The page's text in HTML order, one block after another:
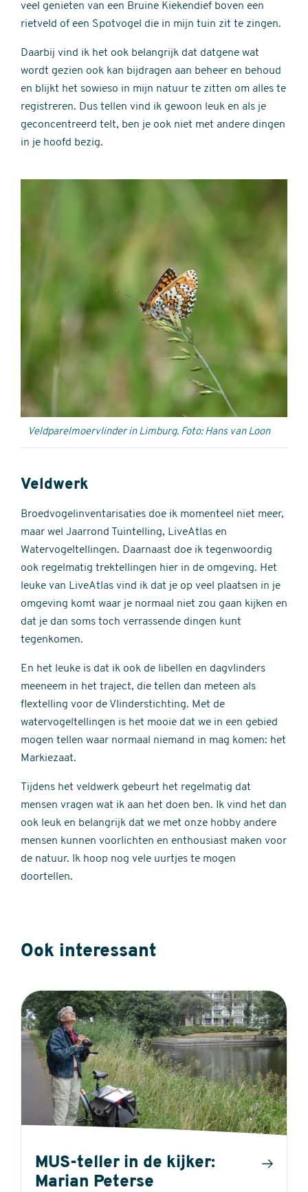
veel genieten van een Bruine Kiekendief boven een
rietveld of een Spotvogel die in mijn tuin zit te zingen.
Daarbij vind ik het ook belangrijk dat datgene wat
wordt gezien ook kan bijdragen aan beheer en behoud
en blijkt het sowieso in mijn natuur te zitten om alles te
registreren. Dus tellen vind ik gewoon leuk en als je
geconcentreerd telt, ben je ook niet met andere dingen
in je hoofd bezig.
Veldparelmoervlinder in Limburg. Foto: Hans van Loon
Veldwerk
Broedvogelinventarisaties doe ik momenteel niet meer,
maar wel Jaarrond Tuintelling, LiveAtlas en
Watervogeltellingen. Daarnaast doe ik tegenwoordig
ook regelmatig trektellingen hier in de omgeving. Het
leuke van LiveAtlas vind ik dat je op veel plaatsen in je
omgeving komt waar je normaal niet zou gaan kijken en
dat je dan soms toch verrassende dingen kunt
tegenkomen.
En het leuke is dat ik ook de libellen en dagvlinders
meeneem in het traject, die tellen dan meteen als
flextelling voor de Vlinderstichting. Met de
watervogeltellingen is het mooie dat we in een gebied
mogen tellen waar normaal niemand in mag komen: het
Markiezaat.
Tijdens het veldwerk gebeurt het regelmatig dat
mensen vragen wat ik aan het doen ben. Ik vind het dan
ook leuk en belangrijk dat we met onze hobby andere
mensen kunnen voorlichten en enthousiast maken voor
de natuur. Ik hoop nog vele uurtjes te mogen
doortellen.
Ook interessant
MUS-teller in de kijker:
Marian Peterse